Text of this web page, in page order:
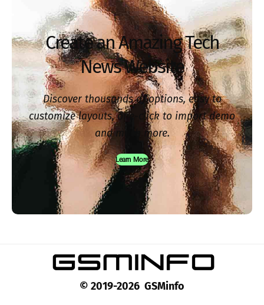
Create an Amazing Tech
News Website
Discover thousands of options, easy to
customize layouts, one-click to import demo
and much more.
Learn More
© 2019-2026 GSMinfo